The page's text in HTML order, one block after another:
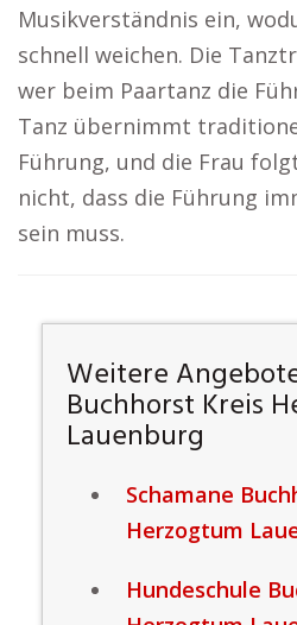
Musikverständnis ein,
schnell weichen. Die
wer beim Paartanz die
Tanz übernimmt
Führung, und die Frau
nicht, dass die Führung
sein muss.
Weitere
Buchhorst Kreis
Lauenburg
Schamane
Herzogtum
Hundeschule